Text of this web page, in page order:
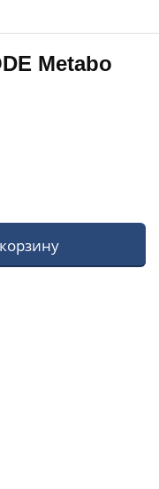
Metabo